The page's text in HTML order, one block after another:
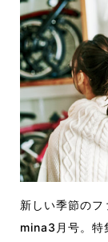
新しい季節の
mina3月号。特